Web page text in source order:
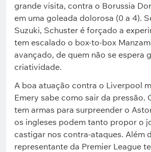
grande visita, contra o Borussia
em uma goleada dolorosa (0 a 4).
Suzuki, Schuster é forçado a
tem escalado o box-to-box
avançado, de quem não se espera
criatividade.
A boa atuação contra o Liverpool
Emery sabe como sair da pressão.
tem armas para surpreender o
os ingleses podem tanto propor o
castigar nos contra-ataques. Além
representante da Premier League